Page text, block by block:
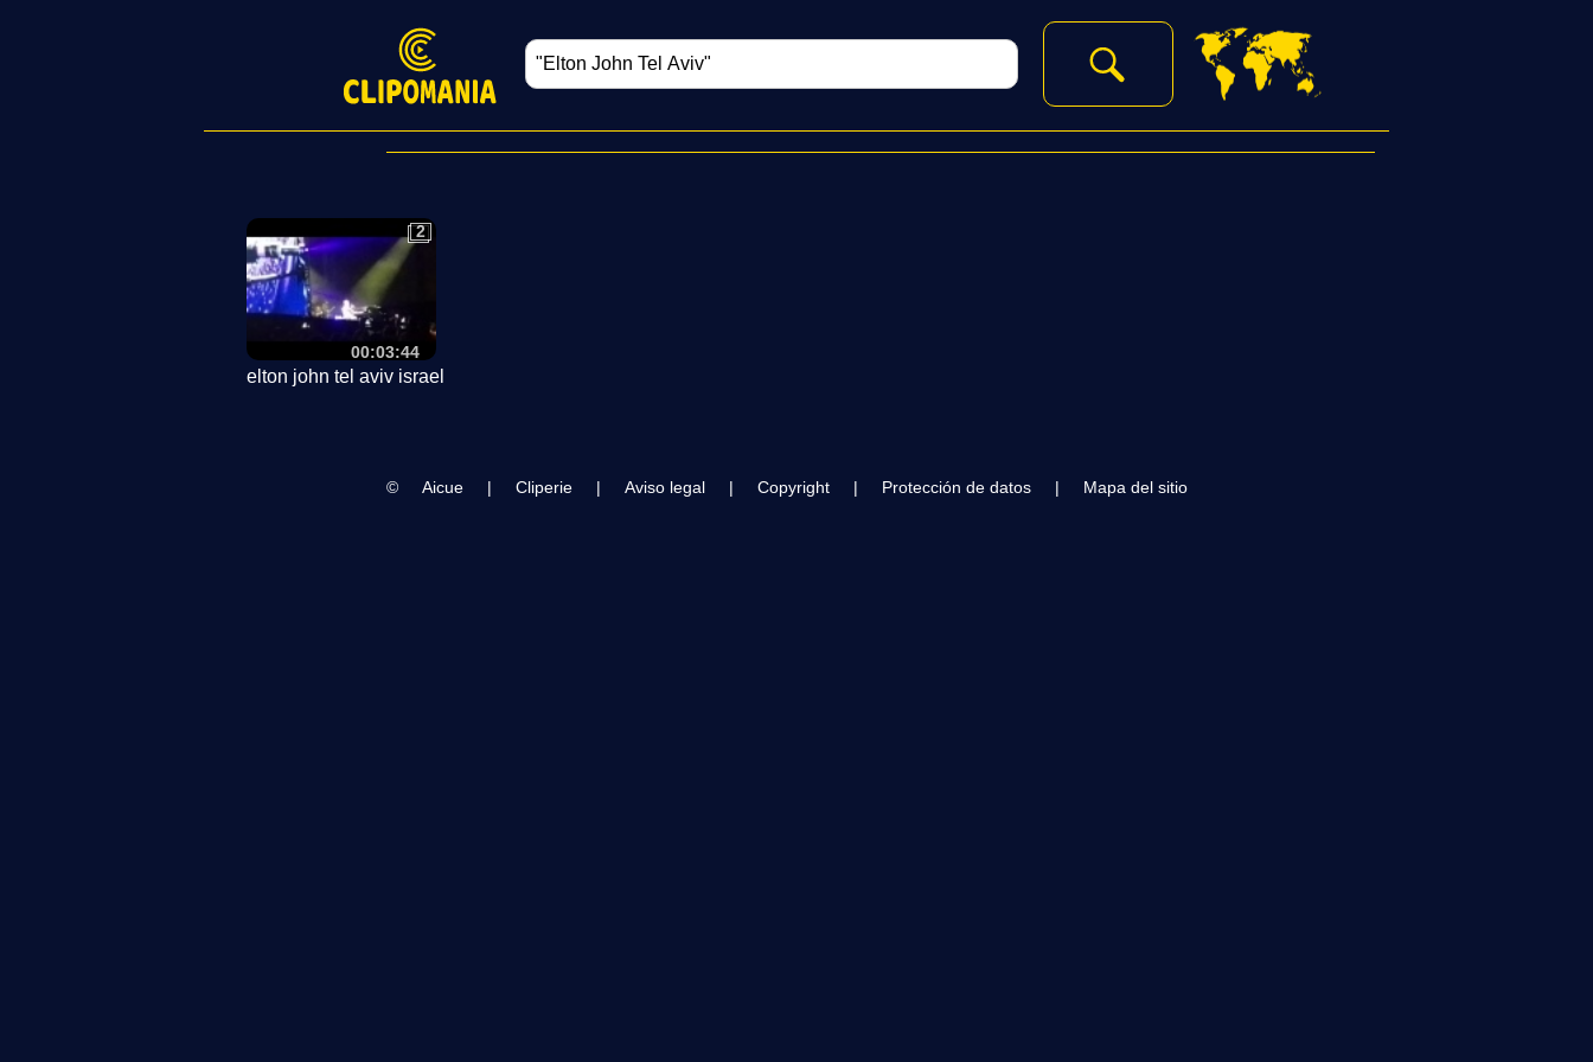
00:03:44
2
2
elton john tel aviv israel
© Aicue | Cliperie | Aviso legal | Copyright | Protección de datos | Mapa del sitio